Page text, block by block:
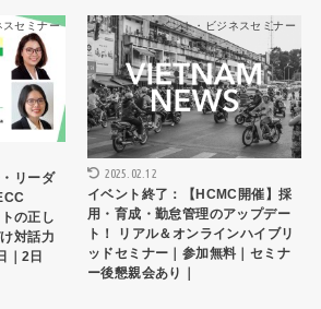
スセミナー
リーダ
の正し
対話力
｜2日
イベント・ビジネスセミナー
2025.02.12
イベント終了：【HCMC開催】採
用・育成・勤怠管理のアップデー
ト！ リアル＆オンラインハイブリ
ッドセミナー｜参加無料｜セミナ
ー後懇親会あり｜